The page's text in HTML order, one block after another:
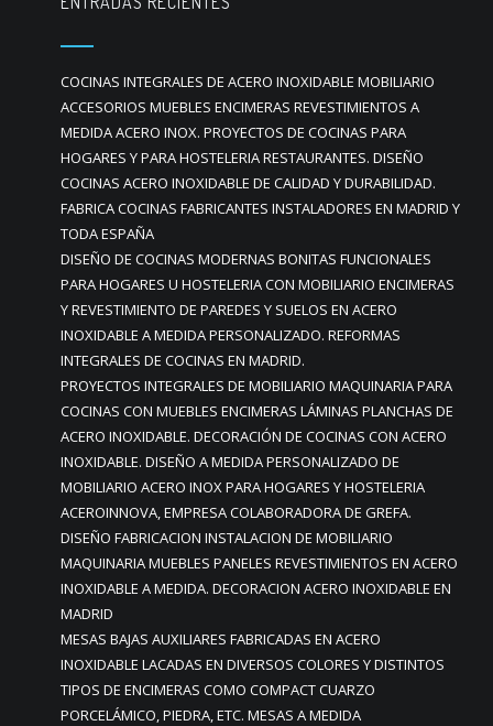
COCINAS INTEGRALES DE ACERO INOXIDABLE MOBILIARIO
ACCESORIOS MUEBLES ENCIMERAS REVESTIMIENTOS A
MEDIDA ACERO INOX. PROYECTOS DE COCINAS PARA
HOGARES Y PARA HOSTELERIA RESTAURANTES. DISEÑO
COCINAS ACERO INOXIDABLE DE CALIDAD Y DURABILIDAD.
FABRICA COCINAS FABRICANTES INSTALADORES EN MADRID Y
TODA ESPAÑA
DISEÑO DE COCINAS MODERNAS BONITAS FUNCIONALES
PARA HOGARES U HOSTELERIA CON MOBILIARIO ENCIMERAS
Y REVESTIMIENTO DE PAREDES Y SUELOS EN ACERO
INOXIDABLE A MEDIDA PERSONALIZADO. REFORMAS
INTEGRALES DE COCINAS EN MADRID.
PROYECTOS INTEGRALES DE MOBILIARIO MAQUINARIA PARA
COCINAS CON MUEBLES ENCIMERAS LÁMINAS PLANCHAS DE
ACERO INOXIDABLE. DECORACIÓN DE COCINAS CON ACERO
INOXIDABLE. DISEÑO A MEDIDA PERSONALIZADO DE
MOBILIARIO ACERO INOX PARA HOGARES Y HOSTELERIA
ACEROINNOVA, EMPRESA COLABORADORA DE GREFA.
DISEÑO FABRICACION INSTALACION DE MOBILIARIO
MAQUINARIA MUEBLES PANELES REVESTIMIENTOS EN ACERO
INOXIDABLE A MEDIDA. DECORACION ACERO INOXIDABLE EN
MADRID
MESAS BAJAS AUXILIARES FABRICADAS EN ACERO
INOXIDABLE LACADAS EN DIVERSOS COLORES Y DISTINTOS
TIPOS DE ENCIMERAS COMO COMPACT CUARZO
PORCELÁMICO, PIEDRA, ETC. MESAS A MEDIDA